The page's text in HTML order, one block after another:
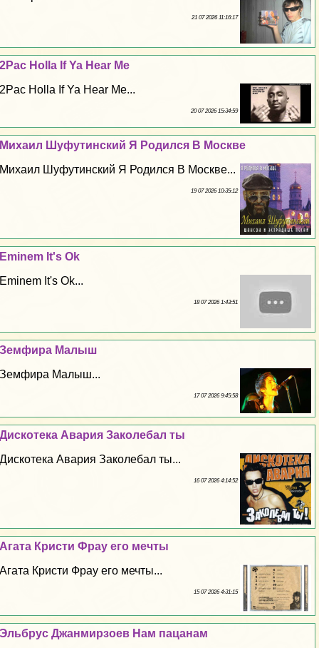
21 07 2026 11:16:17
2Pac Holla If Ya Hear Me
2Pac Holla If Ya Hear Me...
20 07 2026 15:34:59
Михаил Шуфутинский Я Родился В Москве
Михаил Шуфутинский Я Родился В Москве...
19 07 2026 10:35:12
Eminem It's Ok
Eminem It's Ok...
18 07 2026 1:43:51
Земфира Малыш
Земфира Малыш...
17 07 2026 9:45:58
Дискотека Авария Заколeбaл ты
Дискотека Авария Заколeбaл ты...
16 07 2026 4:14:52
Агата Кристи Фрау его мечты
Агата Кристи Фрау его мечты...
15 07 2026 4:31:15
Эльбрус Джанмирзоев Нам пацанам